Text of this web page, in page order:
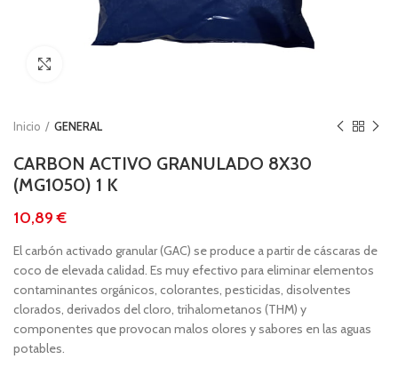
Inicio GENERAL
CARBON ACTIVO GRANULADO 8X30
(MG1050) 1 K
€
El carbón activado granular (GAC) se produce a partir de cáscaras de
coco de elevada calidad. Es muy efectivo para eliminar elementos
contaminantes orgánicos, colorantes, pesticidas, disolventes
clorados, derivados del cloro, trihalometanos (THM) y
componentes que provocan malos olores y sabores en las aguas
potables.